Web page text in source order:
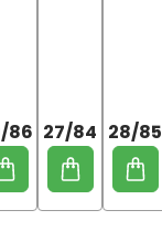
86 27/84 28/85